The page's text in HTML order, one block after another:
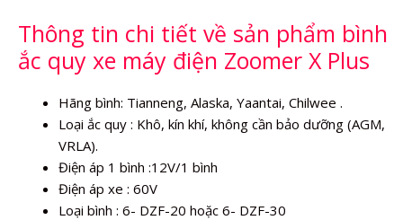
Thông tin chi tiết về sản phẩm bình
ắc quy xe máy điện Zoomer X Plus
Hãng bình: Tianneng, Alaska, Yaantai, Chilwee .
Loại ắc quy : Khô, kín khí, không cần bảo dưỡng (AGM,
VRLA).
Điện áp 1 bình :12V/1 bình
Điện áp xe : 60V
Loại bình : 6- DZF-20 hoặc 6- DZF-30